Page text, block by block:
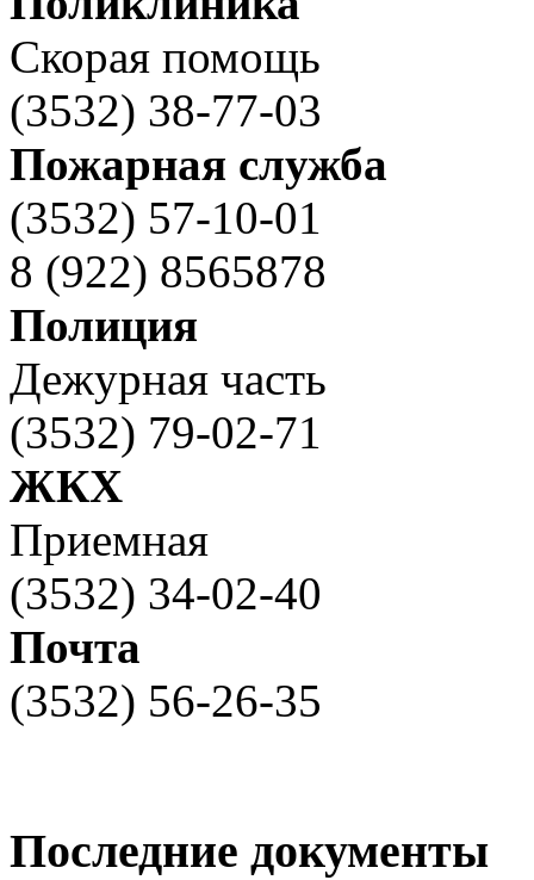
Скорая помощь
(3532) 38-77-03
Пожарная служба
(3532) 57-10-01
8 (922) 8565878
Полиция
Дежурная часть
(3532) 79-02-71
ЖКХ
Приемная
(3532) 34-02-40
Почта
(3532) 56-26-35
Последние документы